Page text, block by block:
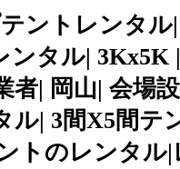
ントレンタ
タル| 3Kx5K
者| 岡山| 会場
ル| 3間X5間
トのレンタ